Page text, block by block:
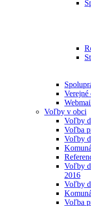
Verejné
Voľby v obci
Voľby
Voľba
Voľby
Voľby
2016
Voľby
Voľba